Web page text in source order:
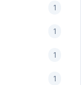
1
1
1
1